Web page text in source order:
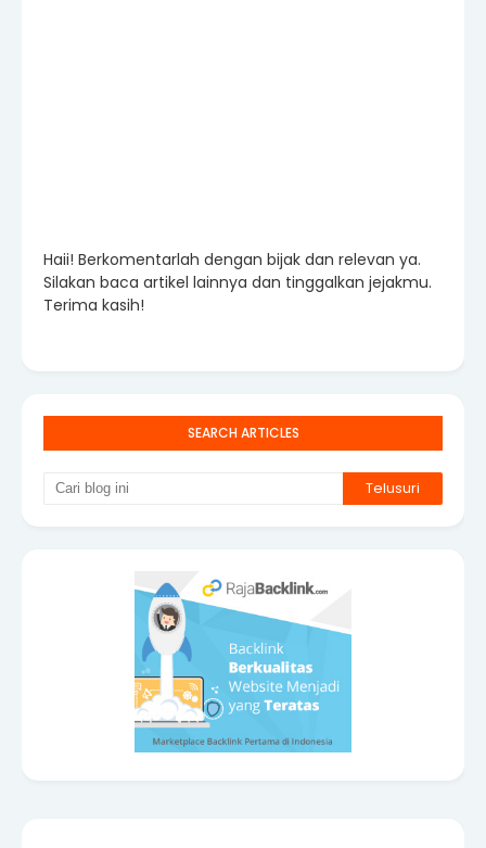
Haii! Berkomentarlah dengan bijak dan relevan ya.
Silakan baca artikel lainnya dan tinggalkan jejakmu.
Terima kasih!
SEARCH ARTICLES